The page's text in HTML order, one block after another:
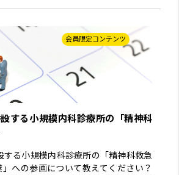
会員限定コンテンツ
する小規模内科診療所の「精神科
する小規模内科診療所の「精神科救急
への参画について教えてください？